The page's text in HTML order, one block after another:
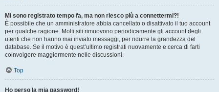
Mi sono registrato tempo fa, ma non riesco più a connettermi?!
È possibile che un amministratore abbia cancellato o disattivato il tuo account
per qualche ragione. Molti siti rimuovono periodicamente gli account degli
utenti che non hanno mai inviato messaggi, per ridurre la grandezza del
database. Se il motivo è quest’ultimo registrati nuovamente e cerca di farti
coinvolgere maggiormente nelle discussioni.
Top
Ho perso la mia password!